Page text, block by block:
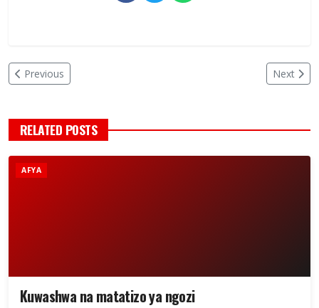
Previous Next
RELATED POSTS
AFYA
Kuwashwa na matatizo ya ngozi